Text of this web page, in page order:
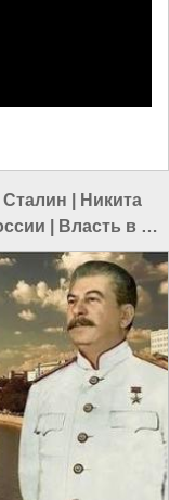
Никита
Власть в РФ